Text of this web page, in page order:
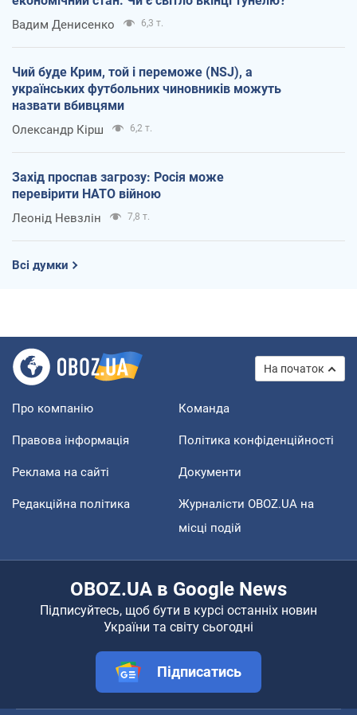
Вадим Денисенко 6,3 т.
Чий буде Крим, той і переможе (NSJ), а
українських футбольних чиновників можуть
назвати вбивцями
Олександр Кірш 6,2 т.
Захід проспав загрозу: Росія може
перевірити НАТО війною
Леонід Невзлін 7,8 т.
Всі думки
На початок
Про компанію Команда
Правова інформація Політика конфіденційності
Реклама на сайті Документи
Редакційна політика
Журналісти OBOZ.UA на
місці подій
OBOZ.UA в Google News
Підписуйтесь, щоб бути в курсі останніх новин
України та світу сьогодні
Підписатись